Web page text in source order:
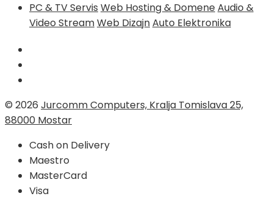
PC & TV Servis Web Hosting & DomeneAudio &
Video StreamWeb DizajnAuto Elektronika
© 2026 Jurcomm Computers, Kralja Tomislava 25,
88000 Mostar
Cash on Delivery
Maestro
MasterCard
Visa